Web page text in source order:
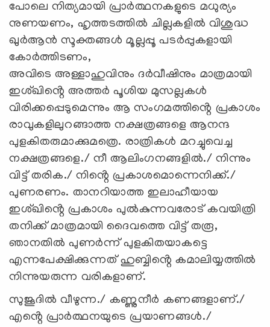
പോലെ നിത്യമായി പ്രാർത്ഥനകളുടെ മധുര്യം
നുണയണം, ഹൃത്തടത്തിൽ ചില്ലകളിൽ വിശുദ്ധ
ഖുർആൻ സൂക്തങ്ങൾ മൂല്ലപ്പൂ പടർപ്പുകളായി
കോർത്തിടണം,
അവിടെ അള്ളാഹുവിനും ദർവീഷിനും മാത്രമായി
ഇശ്ഖിൻ്റെ അത്തർ പൂശിയ മുസല്ലകൾ
വിരിക്കപ്പെടുമെന്നും ആ സംഗമത്തിൻ്റെ പ്രകാശം
രാവുകളിലുറങ്ങാത്ത നക്ഷത്രങ്ങളെ ആനന്ദ
പുളകിതരുമാക്കുമത്രെ. രാത്രികൾ മറച്ചുവെച്ച
നക്ഷത്രങ്ങളെ./ നീ ആലിംഗനങ്ങളിൽ./ നിന്നും
വിട്ട് തരിക./ നിൻ്റെ പ്രകാശമൊന്നെനിക്ക്./
പുണരണം. താനറിയാത്ത ഇലാഹീയായ
ഇശ്ഖിൻ്റെ പ്രകാശം പുൽകുന്നവരോട് കവയിത്രി
തനിക്ക് മാത്രമായി ദൈവത്തെ വിട്ട് തരൂ,
ഞാനതിൽ പുണർന്ന് പുളകിതയാകട്ടെ
എന്നപേക്ഷിക്കുന്നത് ഹുബ്ബിൻ്റെ കമാലിയ്യത്തിൽ
നിന്നുയരുന്ന വരികളാണ്.
സുജൂദിൽ വീഴുന്ന./ കണ്ണുനീർ കണങ്ങളാണ്./
എൻ്റെ പ്രാർത്ഥനയുടെ പ്രയാണങ്ങൾ./